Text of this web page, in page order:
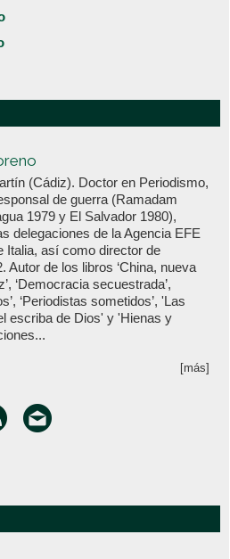
(Cádiz). Doctor en Periodismo,
de guerra (Ramadam
1979 y El Salvador 1980),
delegaciones de la Agencia EFE
Italia, así como director de
Autor de los libros ‘China, nueva
‘Democracia secuestrada’,
‘Periodistas sometidos’, 'Las
escriba de Dios' y 'Hienas y
[más]